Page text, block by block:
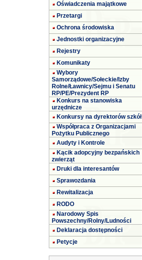
Oświadczenia majątkowe
Przetargi
Ochrona środowiska
Jednostki organizacyjne
Rejestry
Komunikaty
Wybory
Samorządowe/Sołeckie/Izby
Rolne/Ławnicy/Sejmu i Senatu
RP/PE/Prezydent RP
Konkurs na stanowiska
urzędnicze
Konkursy na dyrektorów szkół
Współpraca z Organizacjami
Pożytku Publicznego
Audyty i Kontrole
Kącik adopcyjny bezpańskich
zwierząt
Druki dla interesantów
Sprawozdania
Rewitalizacja
RODO
Narodowy Spis
Powszechny/Rolny/Ludności
Deklaracja dostępności
Petycje